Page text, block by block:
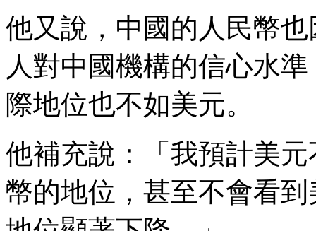
他又說，中國的人民幣
人對中國機構的信心水
際地位也不如美元。
他補充說：「我預計美
幣的地位，甚至不會看